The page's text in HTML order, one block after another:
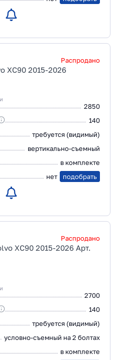
Распродано
XC90 2015-2026
2850
140
требуется (видимый)
вертикально-съемный
в комплекте
нет подобрать
Распродано
XC90 2015-2026 Арт.
2700
140
требуется (видимый)
условно-съемный на 2 болтах
в комплекте